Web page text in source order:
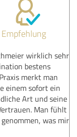
Empfehlung
wirklich sehr
bestens
merkt man
einem sofort ein
Art und seine
Man fühlt
was mir